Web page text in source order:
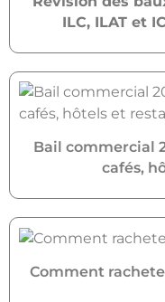
ILC, ILAT et
Bail commercial
cafés,
Comment